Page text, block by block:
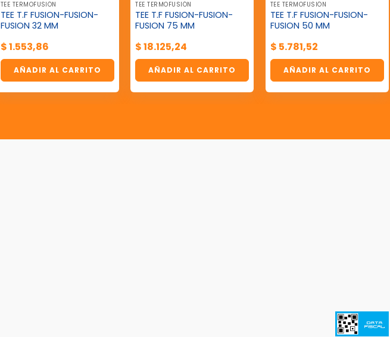
TEE TERMOFUSIÓN
TEE T.F FUSION-FUSION-
FUSION 32 MM
$1.553,86
AÑADIR AL CARRITO
TEE TERMOFUSIÓN
TEE T.F FUSION-FUSION-
FUSION 75 MM
$18.125,24
AÑADIR AL CARRITO
TEE TERMOFUSIÓN
TEE T.F FUSION-FUSION-
FUSION 50 MM
$ 5.781,52
AÑADIR AL CARRITO